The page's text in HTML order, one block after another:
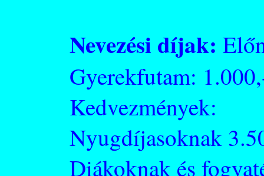
Nevezési díjak:
Gyerekfutam:
Kedvezmények:
Nyugdíjasoknak
Diákoknak és